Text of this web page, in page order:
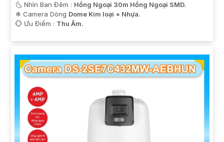
🌜 Nhìn Ban Đêm : Hồng Ngoại 30m Hồng Ngoại SMD.
❄ Camera Dòng Dome Kim loại + Nhựa.
️💮 Ưu Điểm : Thu Âm.